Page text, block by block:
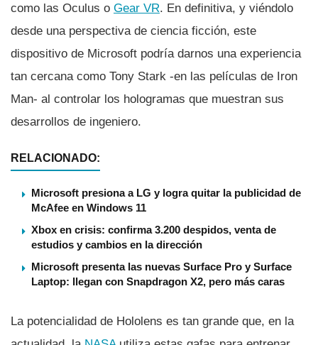
como las Oculus o Gear VR. En definitiva, y viéndolo
desde una perspectiva de ciencia ficción, este
dispositivo de Microsoft podrí­a darnos una experiencia
tan cercana como Tony Stark -en las pelí­culas de Iron
Man- al controlar los hologramas que muestran sus
desarrollos de ingeniero.
RELACIONADO:
Microsoft presiona a LG y logra quitar la publicidad de
McAfee en Windows 11
Xbox en crisis: confirma 3.200 despidos, venta de
estudios y cambios en la dirección
Microsoft presenta las nuevas Surface Pro y Surface
Laptop: llegan con Snapdragon X2, pero más caras
La potencialidad de Hololens es tan grande que, en la